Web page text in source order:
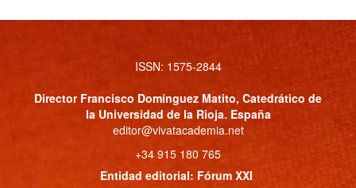
ISSN: 1575-2844
Director Francisco Domínguez Matito, Catedrático de
la Universidad de la Rioja. España
editor@vivatacademia.net
+34 915 180 765
Entidad editorial: Fórum XXI